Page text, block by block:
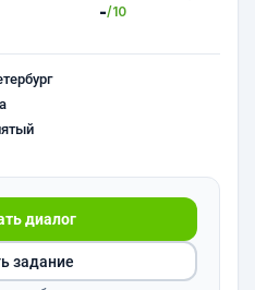
-/10
диалог
задание